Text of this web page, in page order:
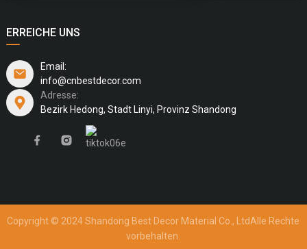
ERREICHE UNS
Email:
info@cnbestdecor.com
Adresse:
Bezirk Hedong, Stadt Linyi, Provinz Shandong
Copyright © 2024 Shandong Best Decor Material Co., LtdAlle Rechte
vorbehalten.